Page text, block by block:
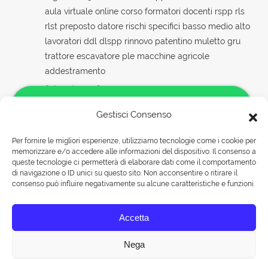
Gestisci Consenso
Per fornire le migliori esperienze, utilizziamo tecnologie come i cookie per
memorizzare e/o accedere alle informazioni del dispositivo. Il consenso a
queste tecnologie ci permetterà di elaborare dati come il comportamento
di navigazione o ID unici su questo sito. Non acconsentire o ritirare il
consenso può influire negativamente su alcune caratteristiche e funzioni.
Accetta
Nega
aula virtuale online corso formatori docenti rspp rls
rlst preposto datore rischi specifici basso medio alto
lavoratori ddl dlspp rinnovo patentino muletto gru
trattore escavatore ple macchine agricole
addestramento
8 Agosto 2026
Formazione online per RSPP datori di lavoro:
8 Agosto 2026
Sicurezza sul lavoro 2026: le ultime novità e
aggiornamenti
8 Agosto 2026
Salve!
Come possiamo aiutarti?
Rispondiamo nei seguenti orari:
Lunedì-Venerdì 09:00-18:00
Sabato 09:00-13:00